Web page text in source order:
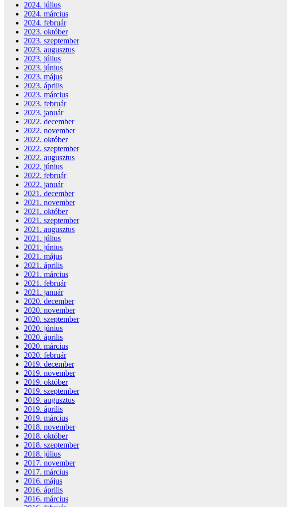
2024. július
2024. március
2024. február
2023. október
2023. szeptember
2023. augusztus
2023. július
2023. június
2023. május
2023. április
2023. március
2023. február
2023. január
2022. december
2022. november
2022. október
2022. szeptember
2022. augusztus
2022. június
2022. február
2022. január
2021. december
2021. november
2021. október
2021. szeptember
2021. augusztus
2021. július
2021. június
2021. május
2021. április
2021. március
2021. február
2021. január
2020. december
2020. november
2020. szeptember
2020. június
2020. április
2020. március
2020. február
2019. december
2019. november
2019. október
2019. szeptember
2019. augusztus
2019. április
2019. március
2018. november
2018. október
2018. szeptember
2018. július
2017. november
2017. március
2016. május
2016. április
2016. március